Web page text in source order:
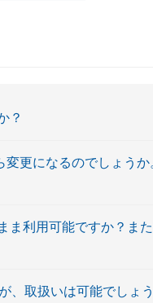
？
変更になるのでしょう
ま利用可能ですか？ま
、取扱いは可能でしょ